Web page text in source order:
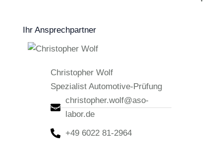
Ihr Ansprechpartner
Christopher Wolf
Spezialist Automotive-Prüfung
christopher.wolf@aso-
labor.de
+49 6022 81-2964